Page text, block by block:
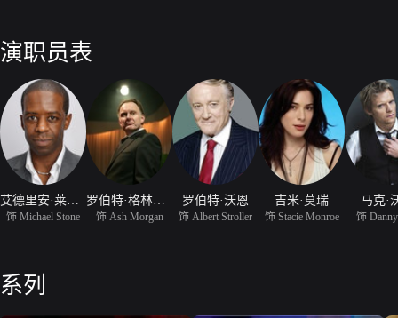
演职员表
饰 Michael Stone 饰 Ash Morgan
罗伯特·沃恩
饰 Albert Stroller
吉米·莫瑞
饰 Stacie Monroe
马克·
饰
系列